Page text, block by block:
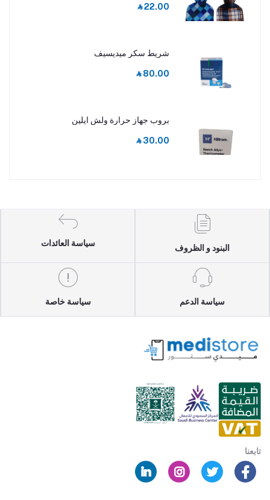
‎⃁ 22.00
شريط سكر ميديسيف
‎⃁ 80.00
بروب جهاز حرارة ولش ايلين
‎⃁ 30.00
البنود و الظروف
سياسة العائدات
سياسة الدعم سياسة خاصة
تابعنا